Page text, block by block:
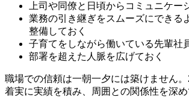
上司や同僚と日頃からコミュニケー
業務の引き継ぎをスムーズにできる
整備しておく
子育てをしながら働いている先輩社
部署を超えた人脈を広げておく
職場での信頼は一朝一夕には築けません
着実に実績を積み、周囲との関係性を深